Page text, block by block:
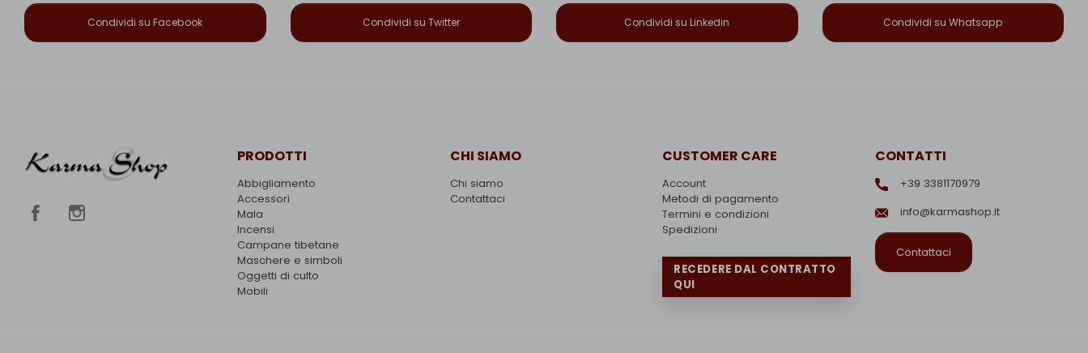
Condividi su Facebook Condividi su Twitter Condividi su Linkedin Condividi su Whatsapp
PRODOTTI
Abbigliamento
Accessori
Mala
Incensi
Campane tibetane
Maschere e simboli
Oggetti di culto
Mobili
CHI SIAMO
Chi siamo
Contattaci
CUSTOMER CARE
Account
Metodi di pagamento
Termini e condizioni
Spedizioni
RECEDERE DAL CONTRATTO
QUI
CONTATTI
+39 3381170979
info@karmashop.it
Contattaci